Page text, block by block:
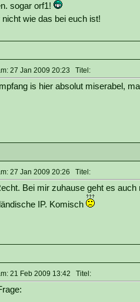
sogar orf1!
wie das bei euch ist!
27 Jan 2009 20:23 Titel:
is hier absolut miserabel,
27 Jan 2009 20:26 Titel:
Bei mir zuhause geht es
IP. Komisch
21 Feb 2009 13:42 Titel: